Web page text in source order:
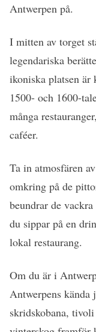
Antwerpen på.
I mitten av torget
legendariska
ikoniska platsen är
1500- och 1600-
många
caféer.
Ta in atmosfären
omkring på de
beundrar de
du sippar på en
lokal restaurang.
Om du är i
Antwerpens kända
skridskobana,